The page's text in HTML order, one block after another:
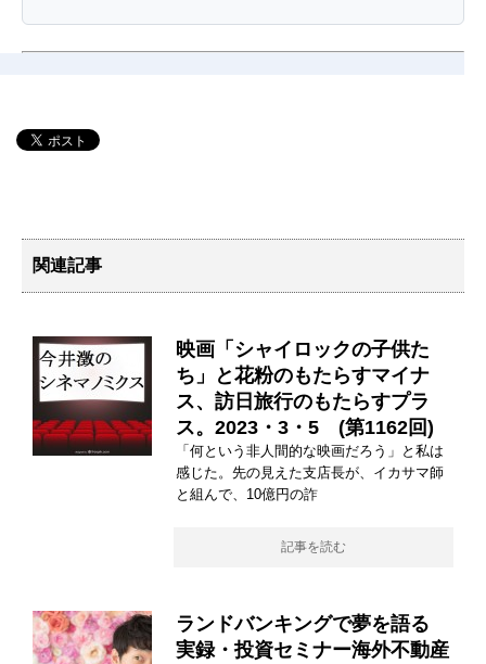
関連記事
映画「シャイロックの子供た
ち」と花粉のもたらすマイナ
ス、訪日旅行のもたらすプラ
ス。2023・3・5 (第1162回)
「何という非人間的な映画だろう」と私は
感じた。先の見えた支店長が、イカサマ師
と組んで、10億円の詐
記事を読む
ランドバンキングで夢を語る
実録・投資セミナー海外不動産